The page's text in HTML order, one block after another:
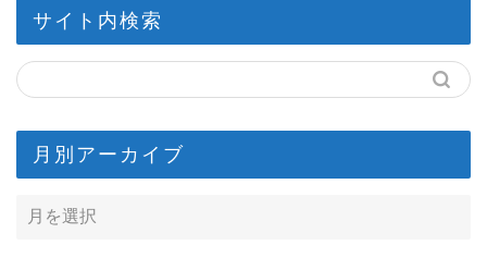
サイト内検索
月別アーカイブ